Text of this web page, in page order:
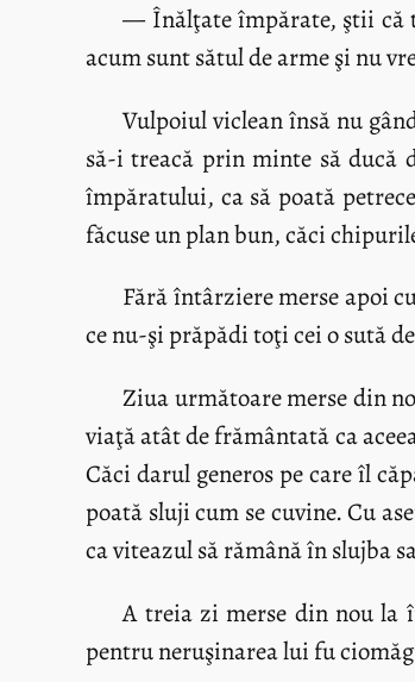
— Înălţate împărate, ştii că
acum sunt sătul de arme şi nu
Vulpoiul viclean însă nu
să-i treacă prin minte să ducă
împăratului, ca să poată
făcuse un plan bun, căci
Fără întârziere merse apoi
ce nu-şi prăpădi toţi cei o sută
Ziua următoare merse din
viaţă atât de frământată ca
Căci darul generos pe care îl
poată sluji cum se cuvine. Cu
ca viteazul să rămână în slujba
A treia zi merse din nou la
pentru neruşinarea lui fu